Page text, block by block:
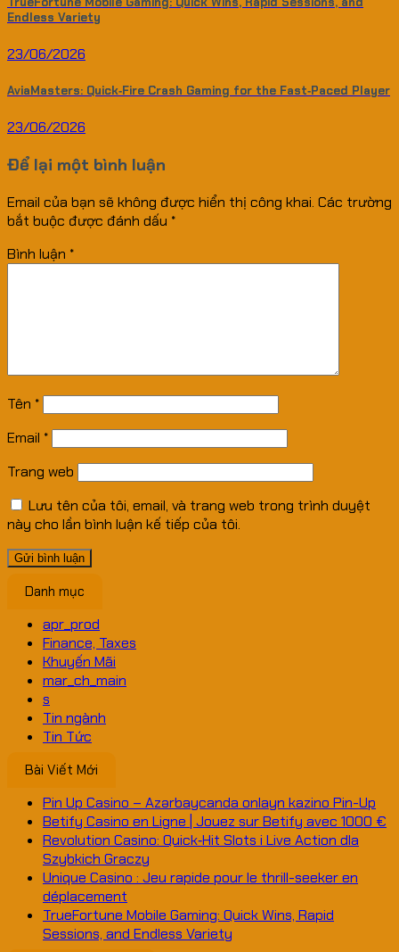
Endless Variety
23/06/2026
AviaMasters: Quick‑Fire Crash Gaming for the Fast‑Paced Player
23/06/2026
Để lại một bình luận
Email của bạn sẽ không được hiển thị công khai. Các trường
bắt buộc được đánh dấu *
Bình luận *
Tên *
Email *
Trang web
Lưu tên của tôi, email, và trang web trong trình duyệt
này cho lần bình luận kế tiếp của tôi.
Danh mục
apr_prod
Finance, Taxes
Khuyến Mãi
mar_ch_main
s
Tin ngành
Tin Tức
Bài Viết Mới
Pin Up Casino – Azərbaycanda onlayn kazino Pin-Up
Betify Casino en Ligne | Jouez sur Betify avec 1000 €
Revolution Casino: Quick‑Hit Slots i Live Action dla
Szybkich Graczy
Unique Casino : Jeu rapide pour le thrill-seeker en
déplacement
TrueFortune Mobile Gaming: Quick Wins, Rapid
Sessions, and Endless Variety